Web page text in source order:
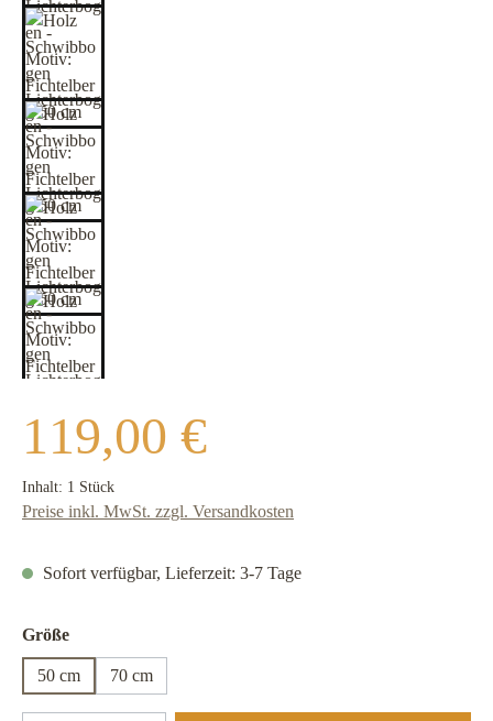
119,00 €
Inhalt: 1 Stück
Preise inkl. MwSt. zzgl. Versandkosten
Sofort verfügbar, Lieferzeit: 3-7 Tage
Größeauswählen
50 cm 70 cm